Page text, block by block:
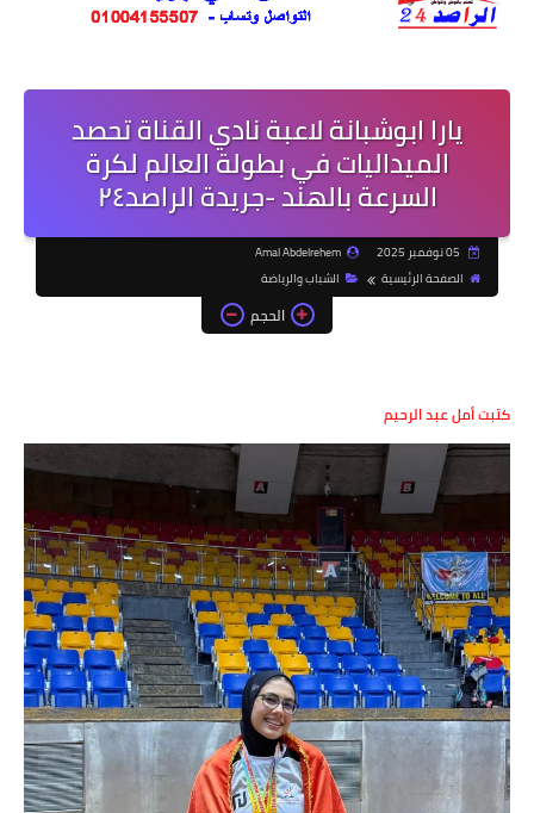
يارا ابوشبانة لاعبة نادي القناة تحصد
الميداليات في بطولة العالم لكرة
السرعة بالهند -جريدة الراصد٢٤
Amal Abdelrehem
الصفحة الرئيسية
الشباب والرياضة
الحجم
كتبت أمل عبد الرحيم